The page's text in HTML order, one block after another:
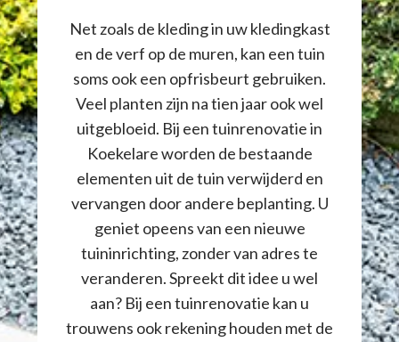
Net zoals de kleding in uw kledingkast
en de verf op de muren, kan een tuin
soms ook een opfrisbeurt gebruiken.
Veel planten zijn na tien jaar ook wel
uitgebloeid. Bij een tuinrenovatie in
Koekelare worden de bestaande
elementen uit de tuin verwijderd en
vervangen door andere beplanting. U
geniet opeens van een nieuwe
tuininrichting, zonder van adres te
veranderen. Spreekt dit idee u wel
aan? Bij een tuinrenovatie kan u
trouwens ook rekening houden met de